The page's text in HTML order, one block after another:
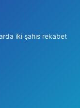
iki şahıs rekabet